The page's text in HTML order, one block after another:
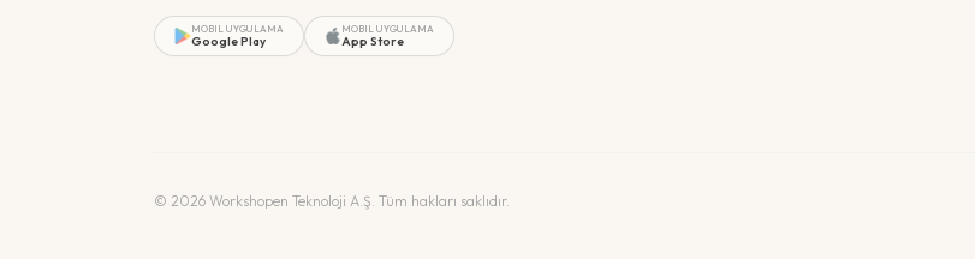
MOBIL UYGULAMA
Google Play
MOBIL UYGULAMA
App Store
© 2026 Workshopen Teknoloji A.Ş. Tüm hakları saklıdır.